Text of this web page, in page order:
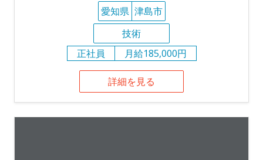
愛知県 津島市
技術
正社員
月給185,000円
詳細を見る